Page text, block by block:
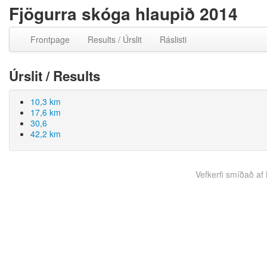
Fjögurra skóga hlaupið 2014
Frontpage Results / Úrslit Ráslisti
Úrslit / Results
10,3 km
17,6 km
30,6
42,2 km
Vefkerfi smíðað